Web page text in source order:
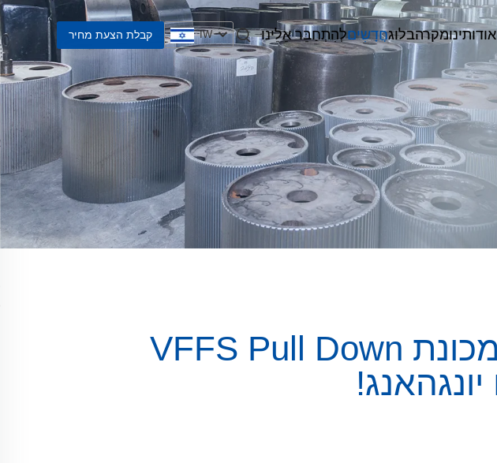
אודותינומקרהבלוגחֲדָשִיםלְהִתְחַבֵּר אֵלֵינוּ IW קבלת הצעת מחיר
מספר סיבות לבחירת רצועת מכונת VFFS Pull Down